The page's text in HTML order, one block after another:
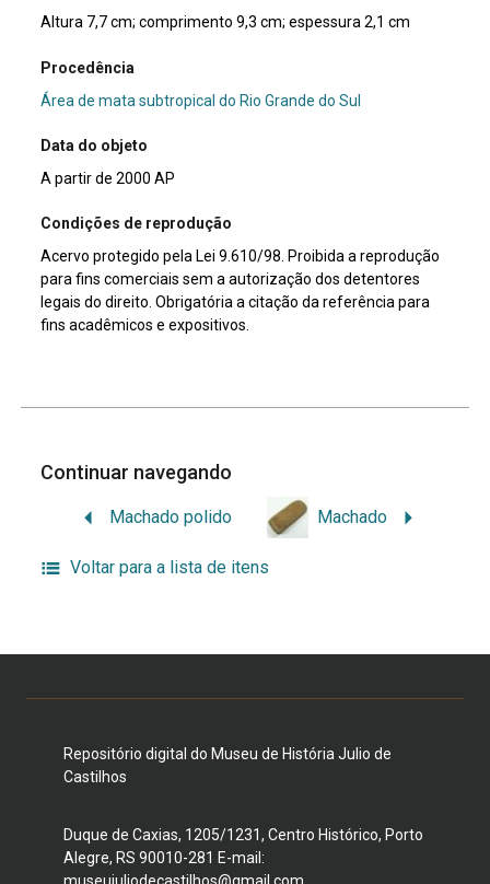
Altura 7,7 cm; comprimento 9,3 cm; espessura 2,1 cm
Procedência
Área de mata subtropical do Rio Grande do Sul
Data do objeto
A partir de 2000 AP
Condições de reprodução
Acervo protegido pela Lei 9.610/98. Proibida a reprodução
para fins comerciais sem a autorização dos detentores
legais do direito. Obrigatória a citação da referência para
fins acadêmicos e expositivos.
Continuar navegando
Machado polido Machado
Voltar para a lista de itens
Repositório digital do Museu de História Julio de
Castilhos
Duque de Caxias, 1205/1231, Centro Histórico, Porto
Alegre, RS 90010-281 E-mail: